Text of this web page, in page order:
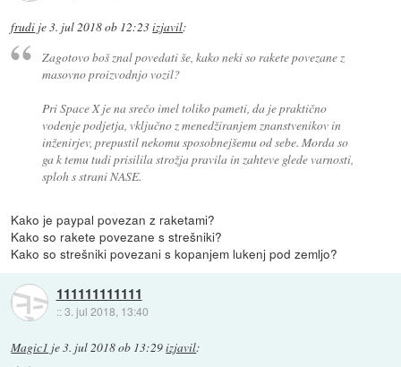
frudi je3. jul 2018 ob 12:23izjavil:
Zagotovo boš znal povedati še, kako neki so rakete povezane z
masovno proizvodnjo vozil?
Pri Space X je na srečo imel toliko pameti, da je praktično
vodenje podjetja, vključno z menedžiranjem znanstvenikov in
inženirjev, prepustil nekomu sposobnejšemu od sebe. Morda so
ga k temu tudi prisilila strožja pravila in zahteve glede varnosti,
sploh s strani NASE.
Kako je paypal povezan z raketami?
Kako so rakete povezane s strešniki?
Kako so strešniki povezani s kopanjem lukenj pod zemljo?
111111111111
::3. jul 2018, 13:40
Magic1 je3. jul 2018 ob 13:29izjavil: